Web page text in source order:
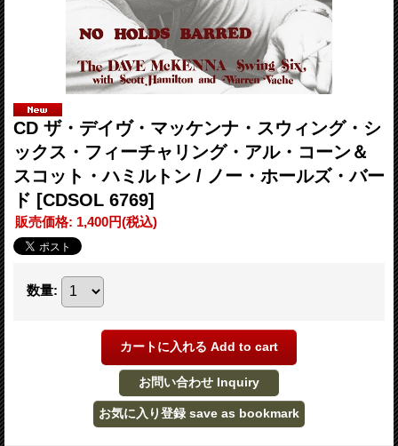
CD ザ・デイヴ・マッケンナ・スウィング・シ
ックス・フィーチャリング・アル・コーン＆
スコット・ハミルトン / ノー・ホールズ・バー
ド [CDSOL 6769]
販売価格: 1,400円(税込)
数量: